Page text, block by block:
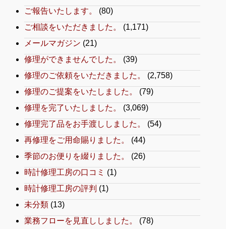
ご報告いたします。
(80)
ご相談をいただきました。
(1,171)
メールマガジン (21)
修理ができませんでした。
(39)
修理のご依頼をいただきました。
(2,758)
修理のご提案をいたしました。
(79)
修理を完了いたしました。
(3,069)
修理完了品をお手渡ししました。
(54)
再修理をご用命賜りました。
(44)
季節のお便りを綴りました。
(26)
時計修理工房の口コミ (1)
時計修理工房の評判 (1)
未分類 (13)
業務フローを見直ししました。
(78)